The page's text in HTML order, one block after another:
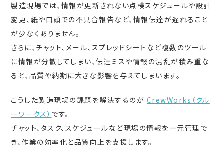
製造現場では、情報が更新されない点検スケジュールや設計
変更、紙や口頭での不具合報告など、情報伝達が遅れること
が少なくありません。
さらに、チャット、メール、スプレッドシートなど複数のツール
に情報が分散してしまい、伝達ミスや情報の混乱が積み重な
ると、品質や納期に大きな影響を与えてしまいます。
こうした製造現場の課題を解決するのが CrewWorks（クル
ーワークス） です。
チャット、タスク、スケジュールなど現場の情報を一元管理で
き、作業の効率化と品質向上を支援します。